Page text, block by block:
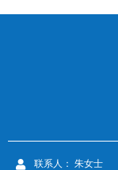
联系人： 朱女士